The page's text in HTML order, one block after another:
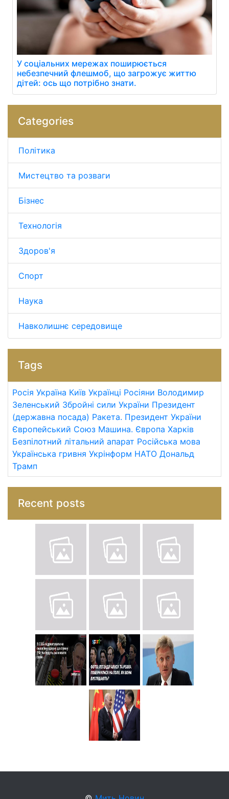
У соціальних мережах поширюється
небезпечний флешмоб, що загрожує життю
дітей: ось що потрібно знати.
Categories
Політика
Мистецтво та розваги
Бізнес
Технологія
Здоров'я
Спорт
Наука
Навколишнє середовище
Tags
Росія Україна Київ Українці Росіяни Володимир
Зеленський Збройні сили України Президент
(державна посада) Ракета. Президент України
Європейський Союз Машина. Європа Харків
Безпілотний літальний апарат Російська мова
Українська гривня Укрінформ НАТО Дональд
Трамп
Recent posts